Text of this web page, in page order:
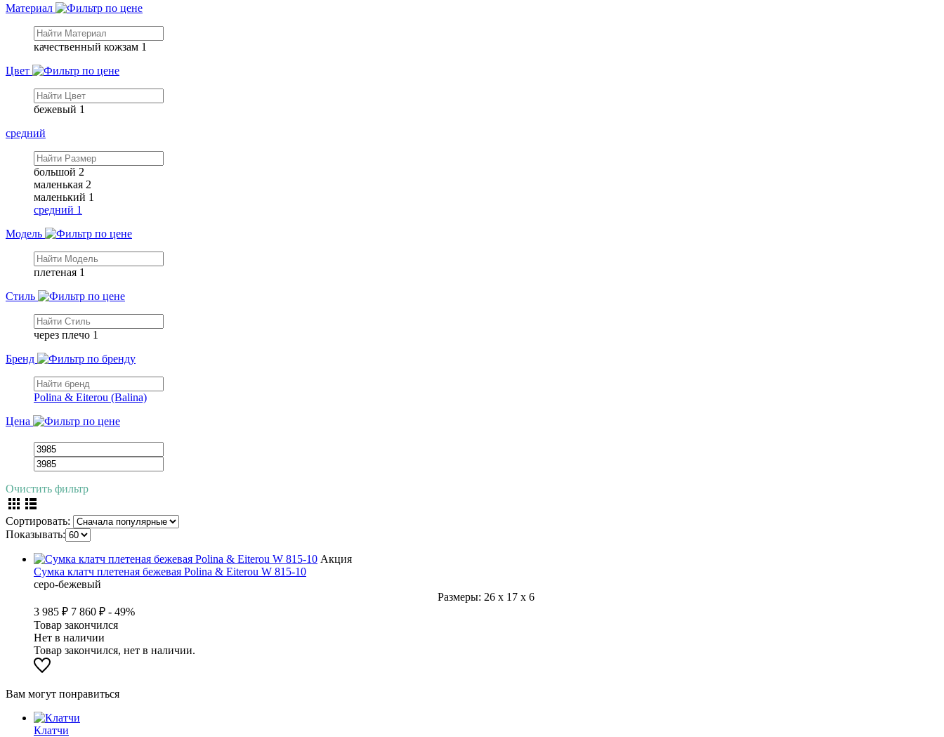
Материал
качественный кожзам 1
Цвет
бежевый 1
средний
большой 2
маленькая 2
маленький 1
средний 1
Модель
плетеная 1
Стиль
через плечо 1
Бренд
Polina & Eiterou (Balina)
Цена
Очистить фильтр
Сортировать:
Показывать:
Акция
Сумка клатч плетеная бежевая Polina & Eiterou W 815-10
серо-бежевый
Размеры: 26 x 17 x 6
3 985 ₽ 7 860 ₽ - 49%
Товар закончился
Нет в наличии
Товар закончился, нет в наличии.
Вам могут понравиться
Клатчи